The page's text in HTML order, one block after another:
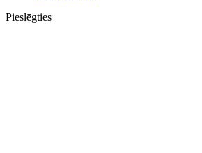
Pieslēgties